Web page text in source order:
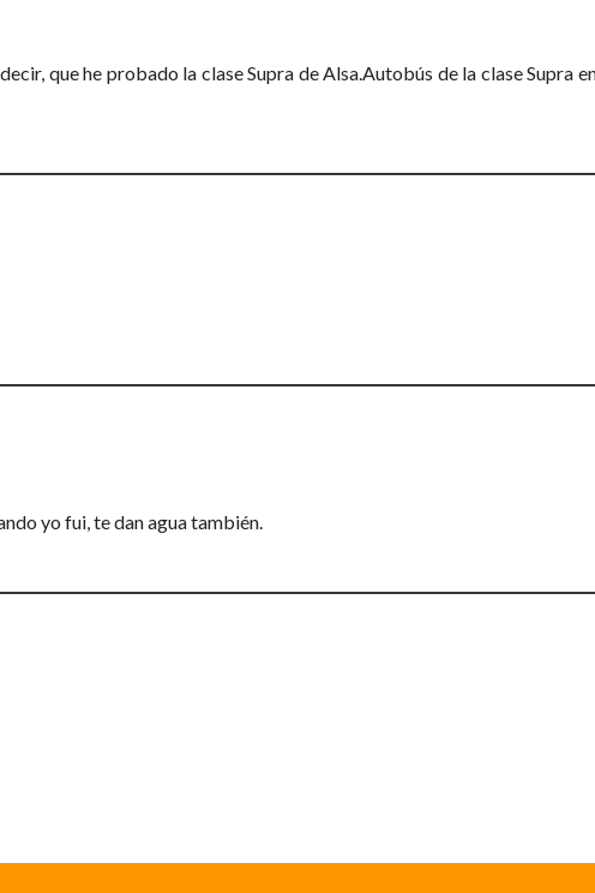
que he probado la clase Supra de Alsa.Autobús de la clase Supra
yo fui, te dan agua también.